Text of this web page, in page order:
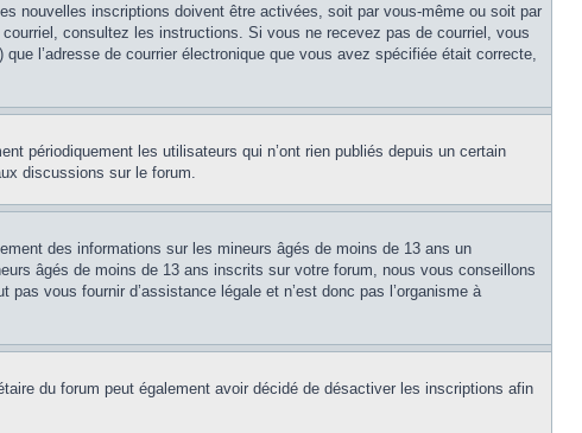
nouvelles inscriptions doivent être activées, soit par vous-même ou soit par
consultez les instructions. Si vous ne recevez pas de courriel, vous
l’adresse de courrier électronique que vous avez spécifiée était correcte,
périodiquement les utilisateurs qui n’ont rien publiés depuis un certain
discussions sur le forum.
des informations sur les mineurs âgés de moins de 13 ans un
âgés de moins de 13 ans inscrits sur votre forum, nous vous conseillons
vous fournir d’assistance légale et n’est donc pas l’organisme à
du forum peut également avoir décidé de désactiver les inscriptions afin